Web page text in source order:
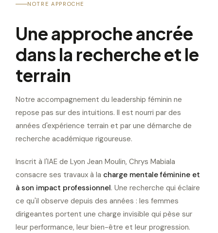
NOTRE APPROCHE
Une approche ancrée
dans la recherche et le
terrain
Notre accompagnement du leadership féminin ne
repose pas sur des intuitions. Il est nourri par des
années d'expérience terrain et par une démarche de
recherche académique rigoureuse.
Inscrit à l'IAE de Lyon Jean Moulin, Chrys Mabiala
consacre ses travaux à la charge mentale féminine et
à son impact professionnel. Une recherche qui éclaire
ce qu'il observe depuis des années : les femmes
dirigeantes portent une charge invisible qui pèse sur
leur performance, leur bien-être et leur progression.